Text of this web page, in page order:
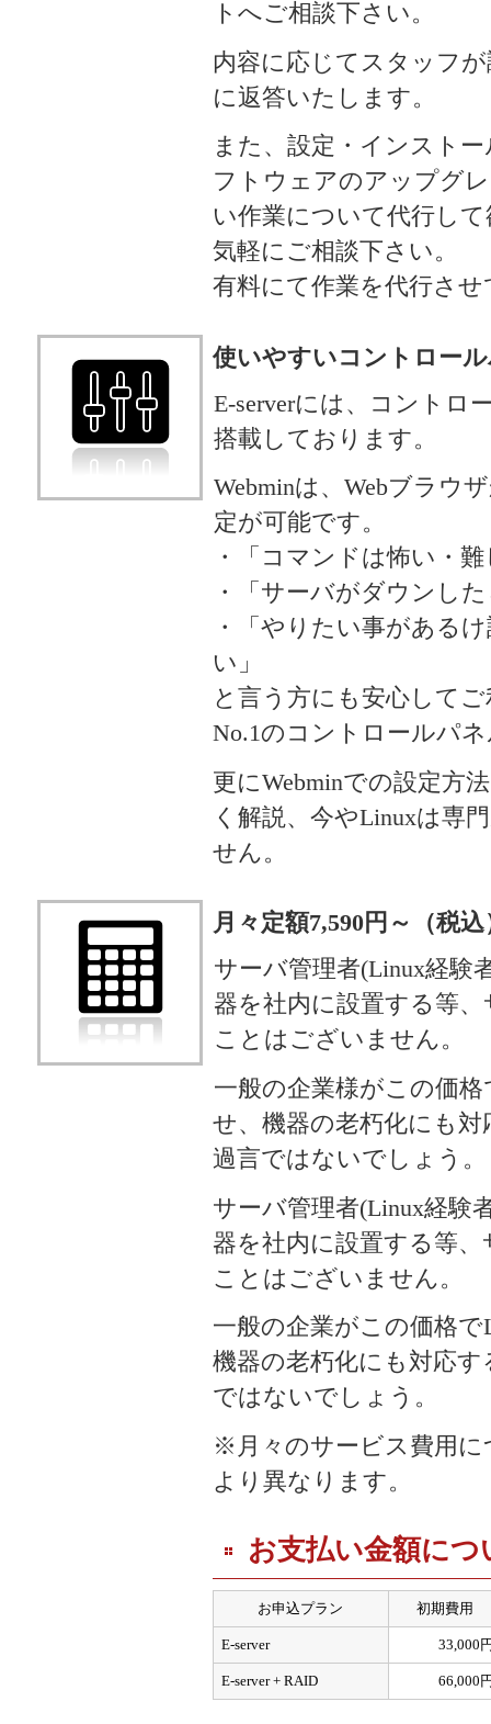
トへご相談下さい。
内容に応じてスタッフ
に返答いたします。
また、設定・インスト
フトウェアのアップグ
い作業について代行し
気軽にご相談下さい。
有料にて作業を代行さ
使いやすいコントロー
E-serverには、コントロ
搭載しております。
Webminは、Webブラウ
定が可能です。
・「コマンドは怖い・
・「サーバがダウンし
・「やりたい事がある
い」
と言う方にも安心して
No.1のコントロールパ
更にWebminでの設定方
く解説、今やLinuxは専
せん。
月々定額7,590円～（税込
サーバ管理者(Linux経験
器を社内に設置する等
ことはございません。
一般の企業様がこの価
せ、機器の老朽化にも
過言ではないでしょう。
サーバ管理者(Linux経験
器を社内に設置する等
ことはございません。
一般の企業がこの価格
機器の老朽化にも対応
ではないでしょう。
※月々のサービス費用
より異なります。
お支払い金額につ
お申込プラン 初期費用
E-server 33,000
E-server + RAID 66,000